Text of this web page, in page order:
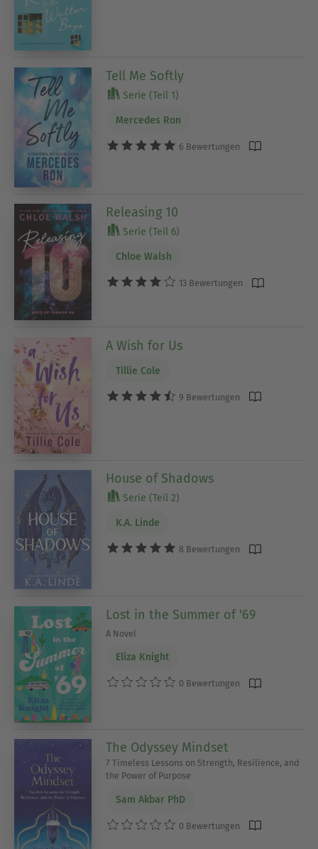
Tell Me Softly
Serie (Teil 1)
Mercedes Ron
6 Bewertungen
Releasing 10
Serie (Teil 6)
Chloe Walsh
13 Bewertungen
A Wish for Us
Tillie Cole
9 Bewertungen
House of Shadows
Serie (Teil 2)
K.A. Linde
8 Bewertungen
Lost in the Summer of '69
A Novel
Eliza Knight
0 Bewertungen
The Odyssey Mindset
7 Timeless Lessons on Strength, Resilience, and
the Power of Purpose
Sam Akbar PhD
0 Bewertungen